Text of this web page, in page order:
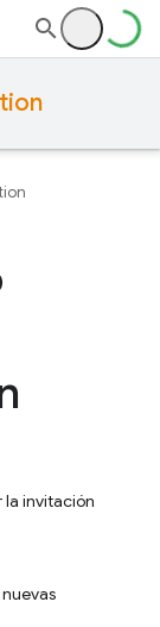
la invitación